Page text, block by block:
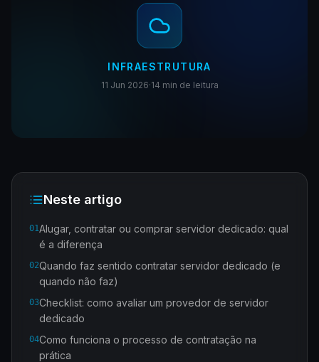
INFRAESTRUTURA
11 Jun 2026·14 min de leitura
Neste artigo
01Alugar, contratar ou comprar servidor dedicado: qual
é a diferença
02Quando faz sentido contratar servidor dedicado (e
quando não faz)
03Checklist: como avaliar um provedor de servidor
dedicado
04Como funciona o processo de contratação na
prática